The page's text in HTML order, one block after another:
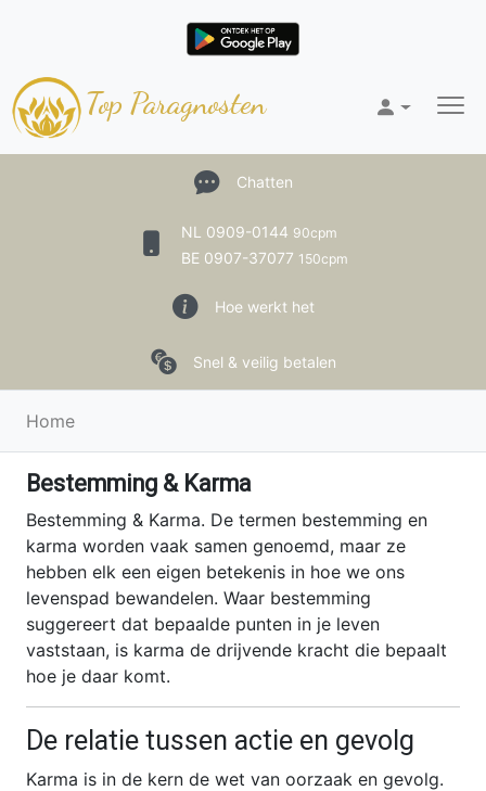
Top Paragnosten
Chatten
NL 0909-0144 90cpm
BE 0907-37077 150cpm
Hoe werkt het
Snel & veilig betalen
Home
Bestemming & Karma
Bestemming & Karma. De termen bestemming en
karma worden vaak samen genoemd, maar ze
hebben elk een eigen betekenis in hoe we ons
levenspad bewandelen. Waar bestemming
suggereert dat bepaalde punten in je leven
vaststaan, is karma de drijvende kracht die bepaalt
hoe je daar komt.
De relatie tussen actie en gevolg
Karma is in de kern de wet van oorzaak en gevolg.